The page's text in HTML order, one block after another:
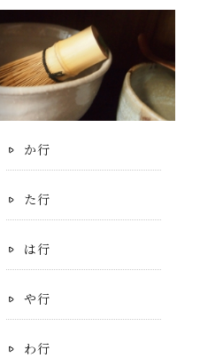
か行
た行
は行
や行
わ行